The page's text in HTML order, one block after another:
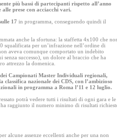
più bassi di partecipanti rispetto all’anno
alle prese con acciacchi vari.
17 in programma, conseguendo quindi il
anche la sfortuna: la staffetta 4x100 che
squalificata per un’infrazione nell’ordine di
aveva comunque comportato un indebito
successo), un dolore al braccio che ha
attrezzo la domenica.
Campionati Master Individuali regionali,
nazionale dei CDS, con l’ambizioso
in programma a Roma l’11 e 12 luglio.
potrà vedere tutti i risultati di ogni gara e le
raggiunto il numero minimo di risultati
alcune assenze eccellenti anche per una non